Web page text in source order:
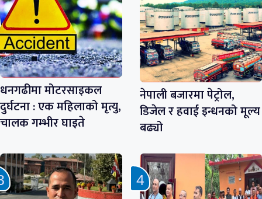
धनगढीमा मोटरसाइकल
दुर्घटना : एक महिलाको मृत्यु,
चालक गम्भीर घाइते
नेपाली बजारमा पेट्रोल,
डिजेल र हवाई इन्धनको मूल्य
बढ्यो